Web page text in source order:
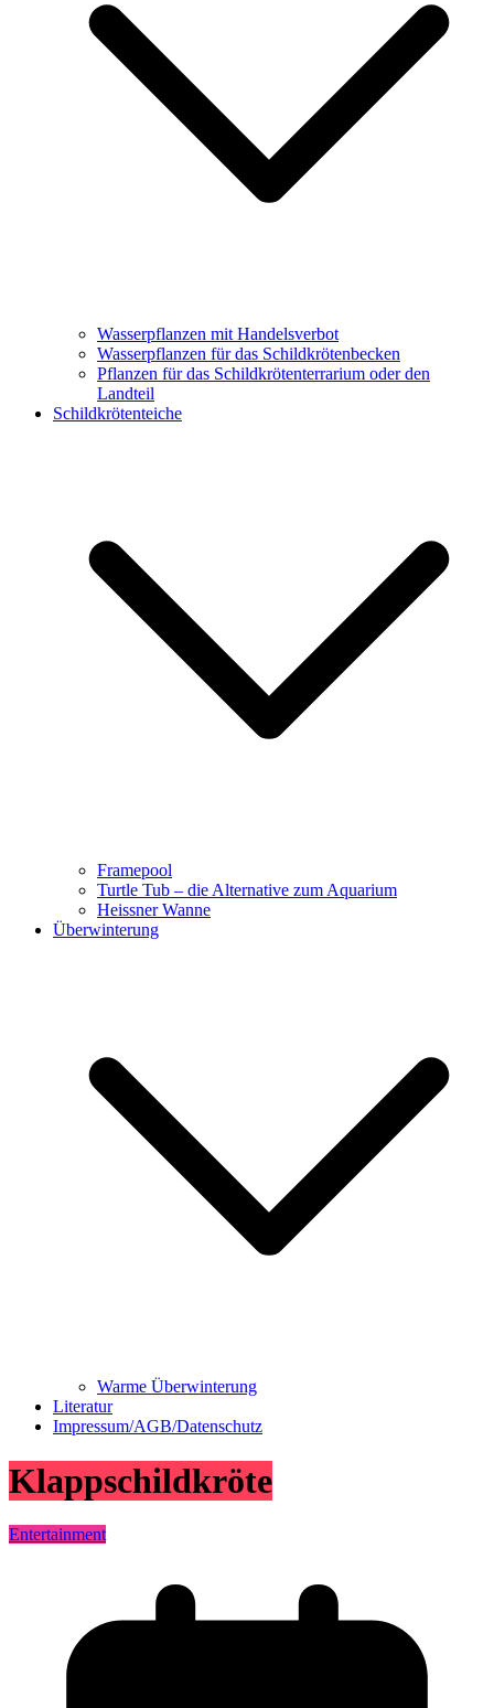
Wasserpflanzen mit Handelsverbot
Wasserpflanzen für das Schildkrötenbecken
Pflanzen für das Schildkrötenterrarium oder den
Landteil
Schildkrötenteiche
Framepool
Turtle Tub – die Alternative zum Aquarium
Heissner Wanne
Überwinterung
Warme Überwinterung
Literatur
Impressum/AGB/Datenschutz
Klappschildkröte
Entertainment